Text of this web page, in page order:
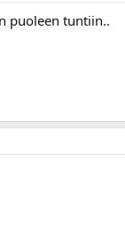
puoleen tuntiin..